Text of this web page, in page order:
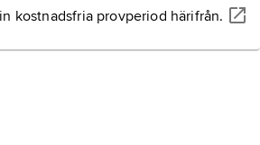
kostnadsfria provperiod härifrån.